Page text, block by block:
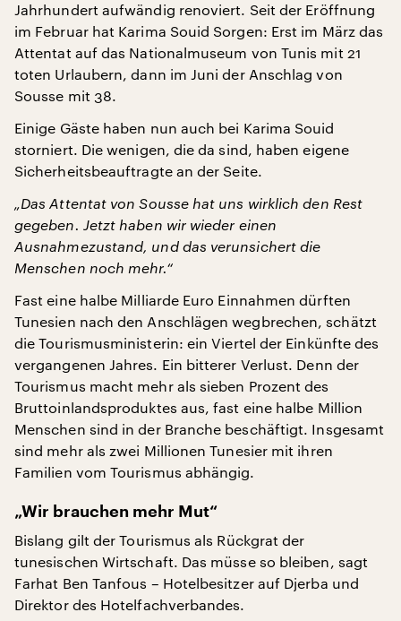
Jahrhundert aufwändig renoviert. Seit der Eröffnung
im Februar hat Karima Souid Sorgen: Erst im März das
Attentat auf das Nationalmuseum von Tunis mit 21
toten Urlaubern, dann im Juni der Anschlag von
Sousse mit 38.
Einige Gäste haben nun auch bei Karima Souid
storniert. Die wenigen, die da sind, haben eigene
Sicherheitsbeauftragte an der Seite.
„Das Attentat von Sousse hat uns wirklich den Rest
gegeben. Jetzt haben wir wieder einen
Ausnahmezustand, und das verunsichert die
Menschen noch mehr.“
Fast eine halbe Milliarde Euro Einnahmen dürften
Tunesien nach den Anschlägen wegbrechen, schätzt
die Tourismusministerin: ein Viertel der Einkünfte des
vergangenen Jahres. Ein bitterer Verlust. Denn der
Tourismus macht mehr als sieben Prozent des
Bruttoinlandsproduktes aus, fast eine halbe Million
Menschen sind in der Branche beschäftigt. Insgesamt
sind mehr als zwei Millionen Tunesier mit ihren
Familien vom Tourismus abhängig.
„Wir brauchen mehr Mut“
Bislang gilt der Tourismus als Rückgrat der
tunesischen Wirtschaft. Das müsse so bleiben, sagt
Farhat Ben Tanfous – Hotelbesitzer auf Djerba und
Direktor des Hotelfachverbandes.